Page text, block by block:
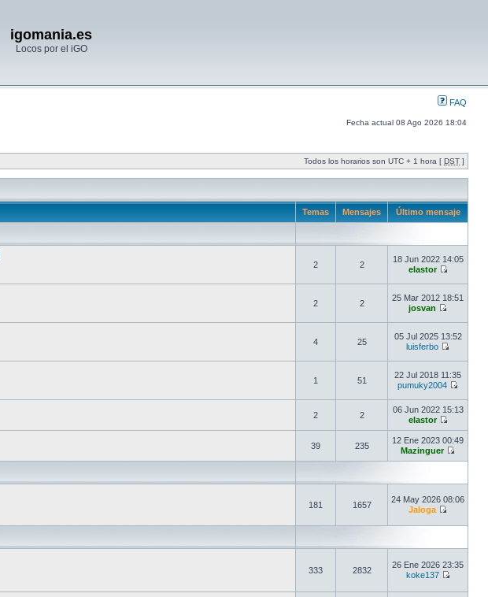
igomania.es
Locos por el iGO
FAQ
Fecha actual 08 Ago 2026 18:04
Todos los horarios son UTC + 1 hora [ DST ]
Temas Mensajes Último mensaje
2 2
18 Jun 2022 14:05
elastor
2 2
25 Mar 2012 18:51
josvan
4 25
05 Jul 2025 13:52
luisferbo
1 51
22 Jul 2018 11:35
pumuky2004
2 2
06 Jun 2022 15:13
elastor
39 235
12 Ene 2023 00:49
Mazinguer
181 1657
24 May 2026 08:06
Jaloga
333 2832
26 Ene 2026 23:35
koke137